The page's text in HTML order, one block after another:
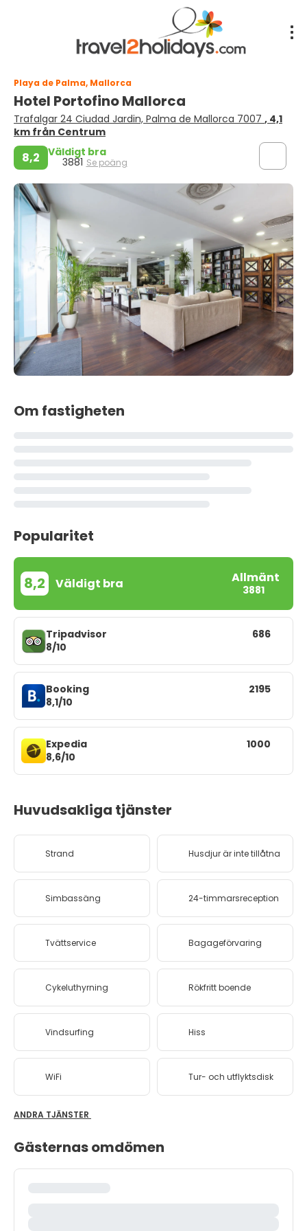
Playa de Palma, Mallorca
Hotel Portofino Mallorca
Trafalgar 24 Ciudad Jardin, Palma de Mallorca 7007 , 4,1
km från Centrum
8,2 Väldigt bra
3881 Se poäng
Om fastigheten
Popularitet
8,2 Väldigt bra Allmänt
3881
Tripadvisor
8/10
686
Booking
8,1/10
2195
Expedia
8,6/10
1000
Huvudsakliga tjänster
Strand Husdjur är inte tillåtna
Simbassäng 24-timmarsreception
Tvättservice Bagageförvaring
Cykeluthyrning Rökfritt boende
Vindsurfing Hiss
WiFi Tur- och utflyktsdisk
ANDRA TJÄNSTER
Gästernas omdömen